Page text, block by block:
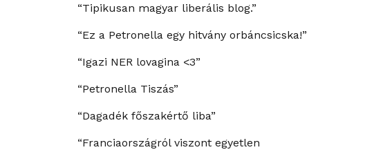
“Tipikusan magyar liberális blog.”
“Ez a Petronella egy hitvány orbáncsicska!”
“Igazi NER lovagina <3”
“Petronella Tiszás”
“Dagadék főszakértő liba”
“Franciaországról viszont egyetlen